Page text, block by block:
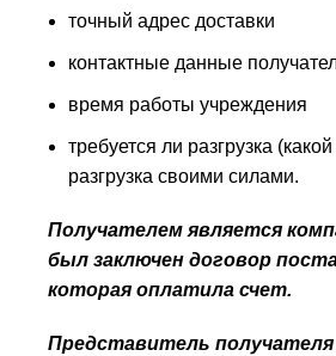
точный адрес доставки
контактные данные
время работы учреждения
требуется ли разгрузка
разгрузка своими силами.
Получателем является
был заключен договор
которая оплатила счет.
Представитель получателя